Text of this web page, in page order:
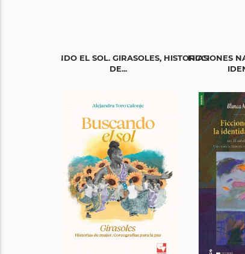
BUSCANDO EL SOL. GIRASOLES, HISTORIAS
DE...
FICCIONES